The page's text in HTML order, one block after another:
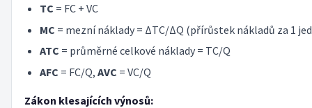
TC = FC + VC
MC = mezní náklady = ΔTC/ΔQ (přírůstek nákladů za 1
ATC = průměrné celkové náklady = TC/Q
AFC = FC/Q, AVC = VC/Q
Zákon klesajících výnosů: